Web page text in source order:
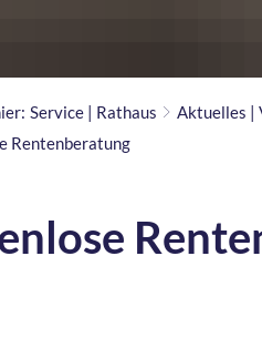
Service | Rathaus Aktuelles |
Rentenberatung